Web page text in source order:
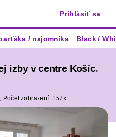
Prihlásiť sa
/ nájomníka Black /
izby v centre Košíc,
Počet zobrazení: 157x